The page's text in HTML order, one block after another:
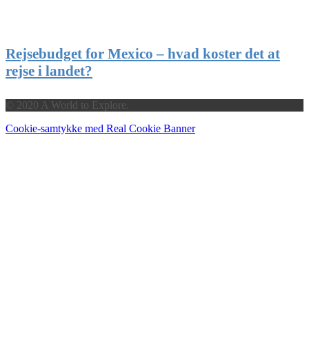
Rejsebudget for Mexico – hvad koster det at
rejse i landet?
© 2020 A World to Explore.
Cookie-samtykke med Real Cookie Banner